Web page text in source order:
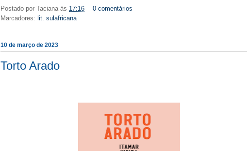
Postado por Taciana às 17:16
0 comentários
Marcadores: lit. sulafricana
10 de março de 2023
Torto Arado